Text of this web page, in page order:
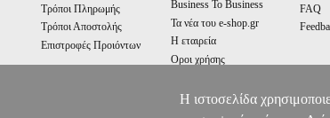
Τρόποι Πληρωμής
Τρόποι Αποστολής
Επιστροφές Προιόντων
Business To Business
Τα νέα του e-shop.gr
Η εταιρεία
Οροι χρήσης
FAQ
Η ιστοσελίδα